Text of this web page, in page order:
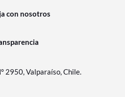
con nosotros
2950, Valparaíso, Chile.